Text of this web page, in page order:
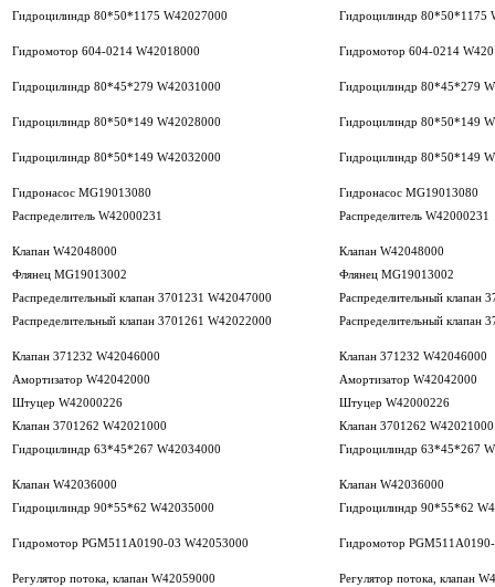
Гидроцилиндр 80*50*1175 W42027000 Гидроцилиндр 80*50*1175
Гидромотор 604-0214 W42018000 Гидромотор 604-0214
Гидроцилиндр 80*45*279 W42031000 Гидроцилиндр 80*45*279
Гидроцилиндр 80*50*149 W42028000 Гидроцилиндр 80*50*149
Гидроцилиндр 80*50*149 W42032000 Гидроцилиндр 80*50*149
Гидронасос MG19013080
Гидронасос MG19013080
Распределитель W42000231
Распределитель W42000231
Клапан W42048000
Клапан W42048000
Флянец MG19013002
Флянец MG19013002
Распределительный клапан 3701231 W42047000
Распределительный клапан
Распределительный клапан 3701261 W42022000
Распределительный клапан
Клапан 371232 W42046000
Клапан 371232 W42046000
Амортизатор W42042000
Амортизатор W42042000
Штуцер W42000226
Штуцер W42000226
Клапан 3701262 W42021000
Клапан 3701262 W42021000
Гидроцилиндр 63*45*267 W42034000
Гидроцилиндр 63*45*267
Клапан W42036000
Клапан W42036000
Гидроцилиндр 90*55*62 W42035000
Гидроцилиндр 90*55*62
Гидромотор PGM511A0190-03 W42053000 Гидромотор
Регулятор потока, клапан W42059000 Регулятор потока, клапан